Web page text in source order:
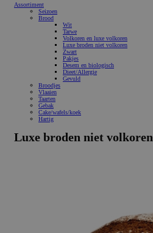
Assortiment
Seizoen
Brood
Wit
Tarwe
Volkoren en luxe volkoren
Luxe broden niet volkoren
Zwart
Pakjes
Desem en biologisch
Dieet/Allergie
Gevuld
Broodjes
Vlaaien
Taarten
Gebak
Cake/wafels/koek
Hartig
Luxe broden niet volkoren